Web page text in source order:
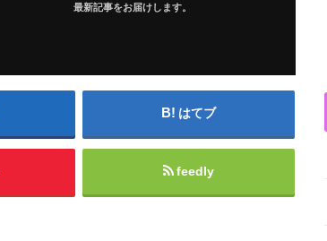
最新記事をお届けします。
はてブ
feedly